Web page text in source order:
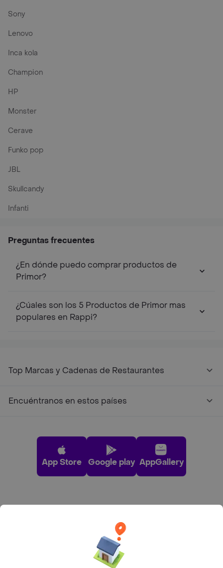
Sony
Lenovo
Inca kola
Champion
HP
Monster
Cerave
Funko pop
JBL
Skullcandy
Infanti
Preguntas frecuentes
¿En dónde puedo comprar productos de
Primor?
¿Cúales son los 5 Productos de Primor mas
populares en Rappi?
Top Marcas y Cadenas de Restaurantes
Encuéntranos en estos países
App Store Google play AppGallery